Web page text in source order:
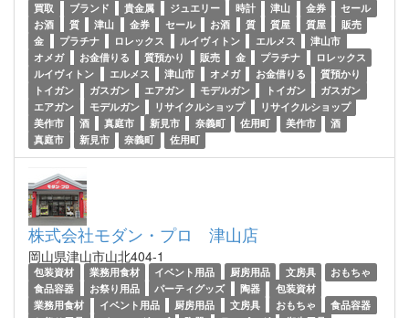
買取
ブランド 貴金属 ジュエリー 時計 津山 金券
セール
お酒
質 津山 金券 セール お酒 質 質屋 質屋
販売
金
プラチナ ロレックス ルイヴィトン エルメス
津山市
オメガ
お金借りる 質預かり 販売 金 プラチナ
ロレックス
ルイヴィトン
エルメス 津山市 オメガ お金借りる
質預かり
トイガン
ガスガン エアガン モデルガン トイガン
ガスガン
エアガン
モデルガン リサイクルショップ
リサイクルショップ
美作市
酒 真庭市 新見市 奈義町 佐用町 美作市
酒
真庭市
新見市 奈義町 佐用町
株式会社モダン・プロ 津山店
岡山県津山市山北404-1
包装資材 業務用食材 イベント用品 厨房用品 文房具
おもちゃ
食品容器
お祭り用品 パーティグッズ 陶器
包装資材
業務用食材
イベント用品 厨房用品 文房具 おもちゃ
食品容器